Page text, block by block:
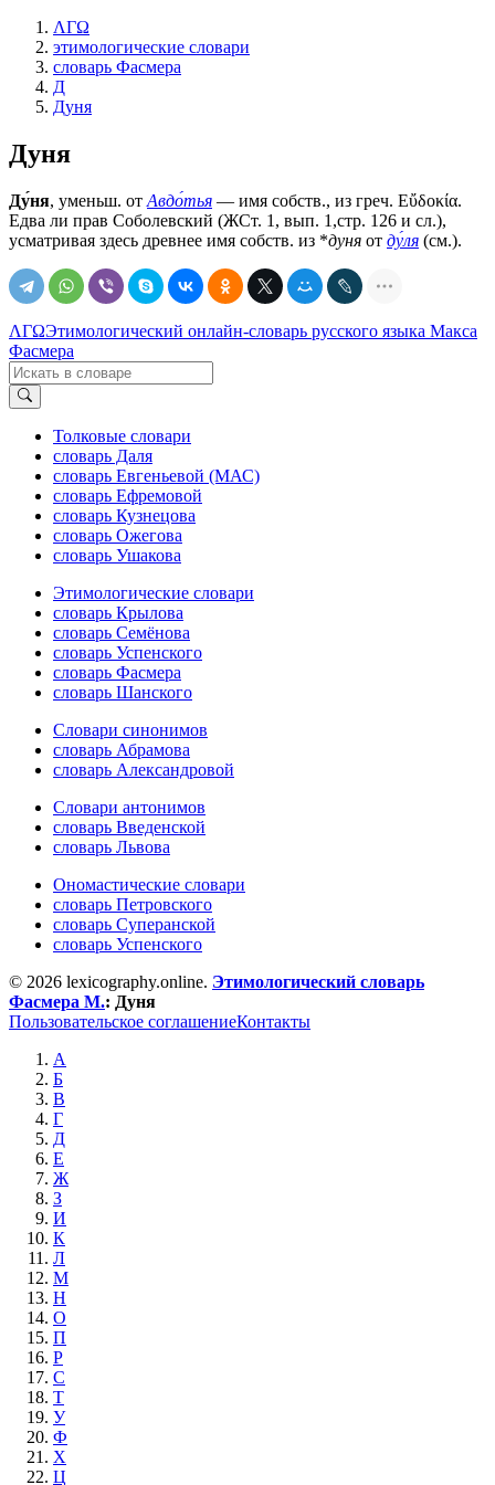
ΛΓΩ
этимологические словари
словарь Фасмера
Д
Дуня
Дуня
Ду́ня, уменьш. от Авдо́тья — имя собств., из греч. Εὔδοκία.
Едва ли прав Соболевский (ЖСт. 1, вып. 1,стр. 126 и сл.),
усматривая здесь древнее имя собств. из *дуня от ду́ля (см.).
ΛΓΩЭтимологический онлайн-словарь русского языка Макса
Фасмера
Толковые словари
словарь Даля
словарь Евгеньевой (МАС)
словарь Ефремовой
словарь Кузнецова
словарь Ожегова
словарь Ушакова
Этимологические словари
словарь Крылова
словарь Семёнова
словарь Успенского
словарь Фасмера
словарь Шанского
Словари синонимов
словарь Абрамова
словарь Александровой
Словари антонимов
словарь Введенской
словарь Львова
Ономастические словари
словарь Петровского
словарь Суперанской
словарь Успенского
© 2026 lexicography.online. Этимологический словарь
Фасмера М.: Дуня
Пользовательское соглашениеКонтакты
А
Б
В
Г
Д
Е
Ж
З
И
К
Л
М
Н
О
П
Р
С
Т
У
Ф
Х
Ц